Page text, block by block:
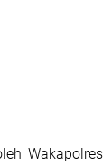
Wakapolres